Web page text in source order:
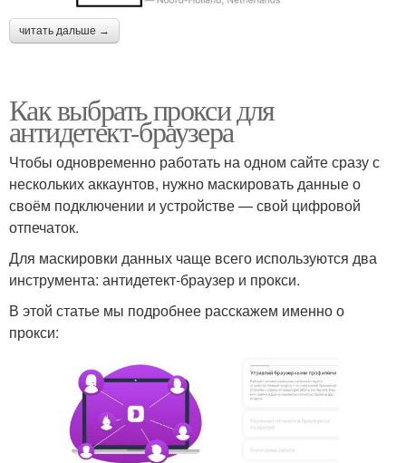
читать дальше →
Как выбрать прокси для
антидетект-браузера
Чтобы одновременно работать на одном сайте сразу с
нескольких аккаунтов, нужно маскировать данные о
своём подключении и устройстве — свой цифровой
отпечаток.
Для маскировки данных чаще всего используются два
инструмента: антидетект-браузер и прокси.
В этой статье мы подробнее расскажем именно о
прокси: